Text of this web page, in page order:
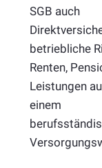
SGB auch
betriebliche
Renten,
Leistungen
einem